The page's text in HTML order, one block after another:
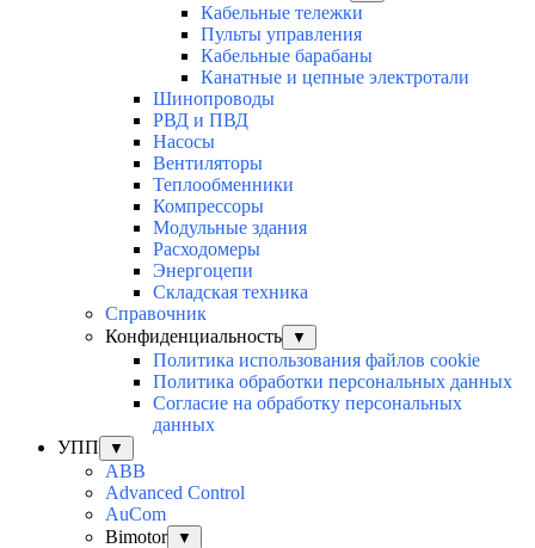
Кабельные тележки
Пульты управления
Кабельные барабаны
Канатные и цепные электротали
Шинопроводы
РВД и ПВД
Насосы
Вентиляторы
Теплообменники
Компрессоры
Модульные здания
Расходомеры
Энергоцепи
Складская техника
Справочник
Конфиденциальность
▼
Политика использования файлов cookie
Политика обработки персональных данных
Согласие на обработку персональных
данных
УПП
▼
ABB
Advanced Control
AuСom
Bimotor
▼